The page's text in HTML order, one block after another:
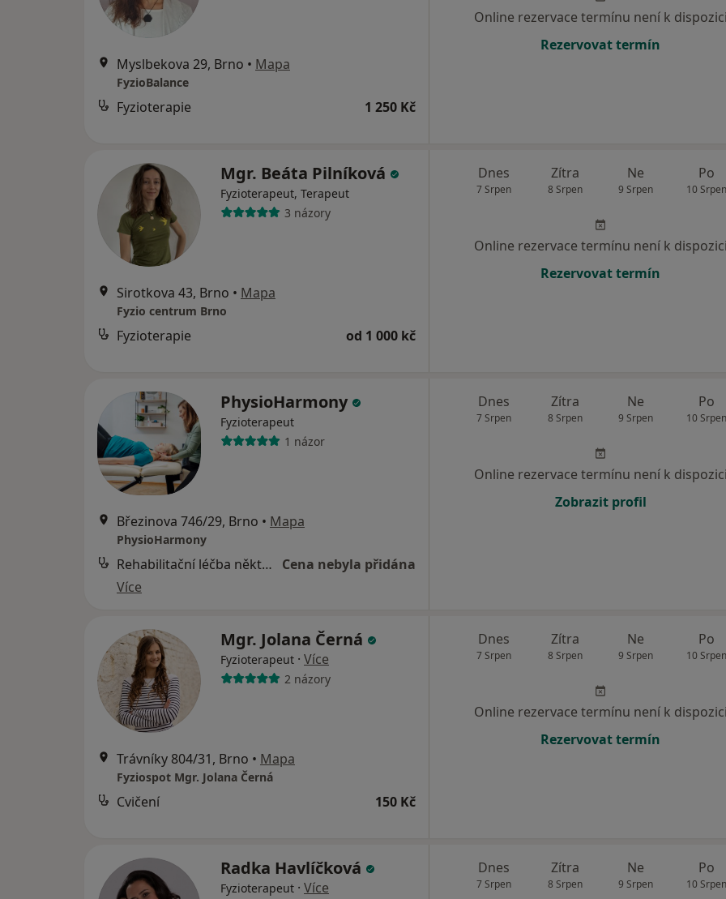
Myslbekova 29, Brno • Mapa
FyzioBalance
Fyzioterapie 1 250 Kč
Online rezervace termínu není k dispozici
Rezervovat termín
Mgr. Beáta Pilníková
Fyzioterapeut, Terapeut
3 názory
Sirotkova 43, Brno • Mapa
Fyzio centrum Brno
Fyzioterapie od 1 000 kč
Dnes
7 Srpen
Zítra
8 Srpen
Ne
9 Srpen
Po
10 Srpen
Online rezervace termínu není k dispozici
Rezervovat termín
PhysioHarmony
Fyzioterapeut
1 názor
Březinova 746/29, Brno • Mapa
PhysioHarmony
Rehabilitační léčba některých druhů funkční sterility metodou L. Mojžíšové
Cena nebyla přidána
Více
Dnes
7 Srpen
Zítra
8 Srpen
Ne
9 Srpen
Po
10 Srpen
Online rezervace termínu není k dispozici
Zobrazit profil
Mgr. Jolana Černá
Fyzioterapeut · Více
2 názory
Trávníky 804/31, Brno • Mapa
Fyziospot Mgr. Jolana Černá
Cvičení 150 Kč
Dnes
7 Srpen
Zítra
8 Srpen
Ne
9 Srpen
Po
10 Srpen
Online rezervace termínu není k dispozici
Rezervovat termín
Radka Havlíčková
Fyzioterapeut · Více
Dnes
7 Srpen
Zítra
8 Srpen
Ne
9 Srpen
Po
10 Srpen